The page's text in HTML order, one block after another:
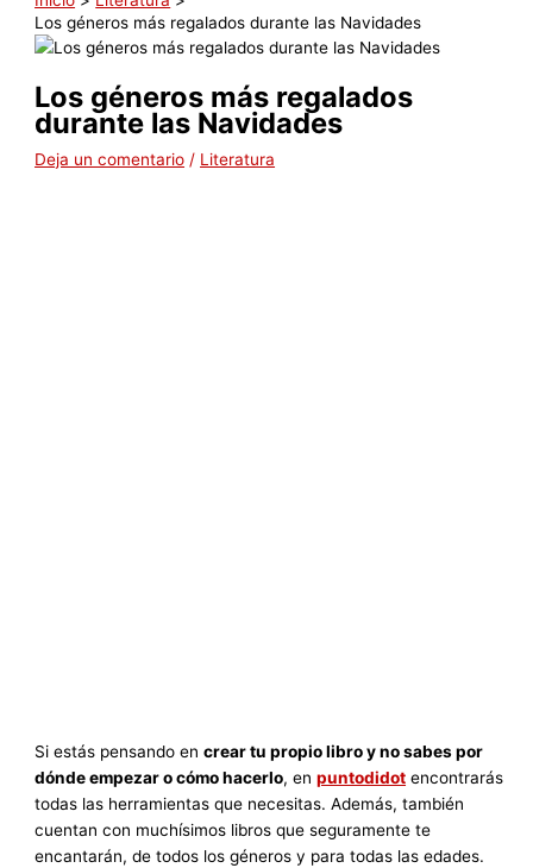
Los géneros más regalados durante las Navidades
Los géneros más regalados
durante las Navidades
Deja un comentario / Literatura
Si estás pensando encrear tu propio libro y no sabes por
dónde empezar o cómo hacerlo, enpuntodidot encontrarás
todas las herramientas que necesitas. Además, también
cuentan con muchísimos libros que seguramente te
encantarán, de todos los géneros y para todas las edades.